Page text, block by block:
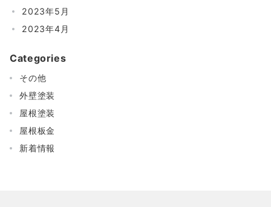
2023年5月
2023年4月
Categories
その他
外壁塗装
屋根塗装
屋根板金
新着情報